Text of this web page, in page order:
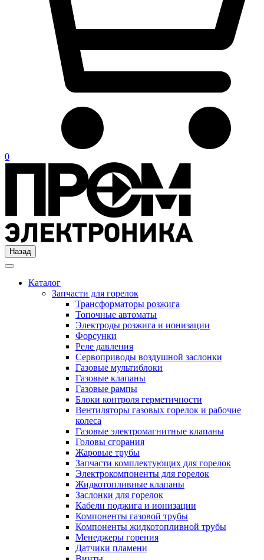
0
Назад
Каталог
Запчасти для горелок
Трансформаторы розжига
Топочные автоматы
Электроды розжига и ионизации
Форсунки
Реле давления
Сервоприводы воздушной заслонки
Газовые мультиблоки
Газовые клапаны
Газовые рампы
Блоки контроля герметичности
Вентиляторы газовых горелок и рабочие
колеса
Газовые электромагнитные клапаны
Головы сгорания
Жаровые трубы
Запчасти комплектующих для горелок
Электрокомпоненты для горелок
Жидкотопливные клапаны
Заслонки для горелок
Кабели поджига и ионизации
Компоненты газовой трубы
Компоненты жидкотопливной трубы
Менеджеры горения
Датчики пламени